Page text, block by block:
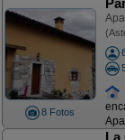
8 Fotos
La